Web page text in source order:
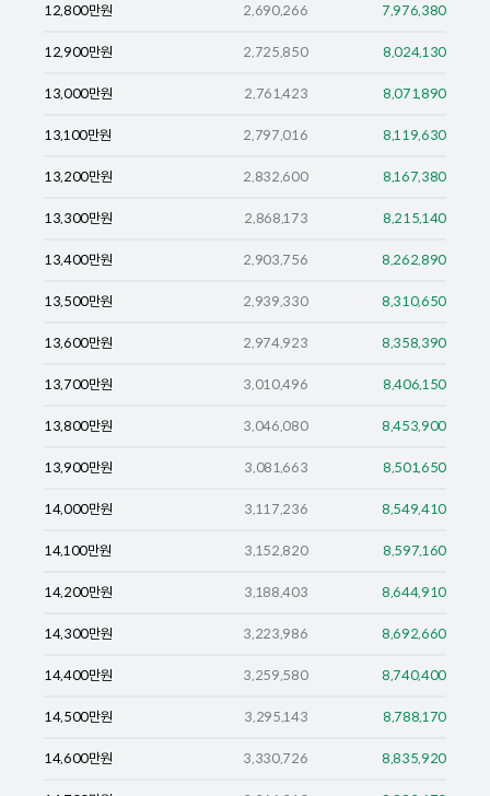
12,800만원 2,690,266 7,976,380
12,900만원 2,725,850 8,024,130
13,000만원 2,761,423 8,071,890
13,100만원 2,797,016 8,119,630
13,200만원 2,832,600 8,167,380
13,300만원 2,868,173 8,215,140
13,400만원 2,903,756 8,262,890
13,500만원 2,939,330 8,310,650
13,600만원 2,974,923 8,358,390
13,700만원 3,010,496 8,406,150
13,800만원 3,046,080 8,453,900
13,900만원 3,081,663 8,501,650
14,000만원 3,117,236 8,549,410
14,100만원 3,152,820 8,597,160
14,200만원 3,188,403 8,644,910
14,300만원 3,223,986 8,692,660
14,400만원 3,259,580 8,740,400
14,500만원 3,295,143 8,788,170
14,600만원 3,330,726 8,835,920